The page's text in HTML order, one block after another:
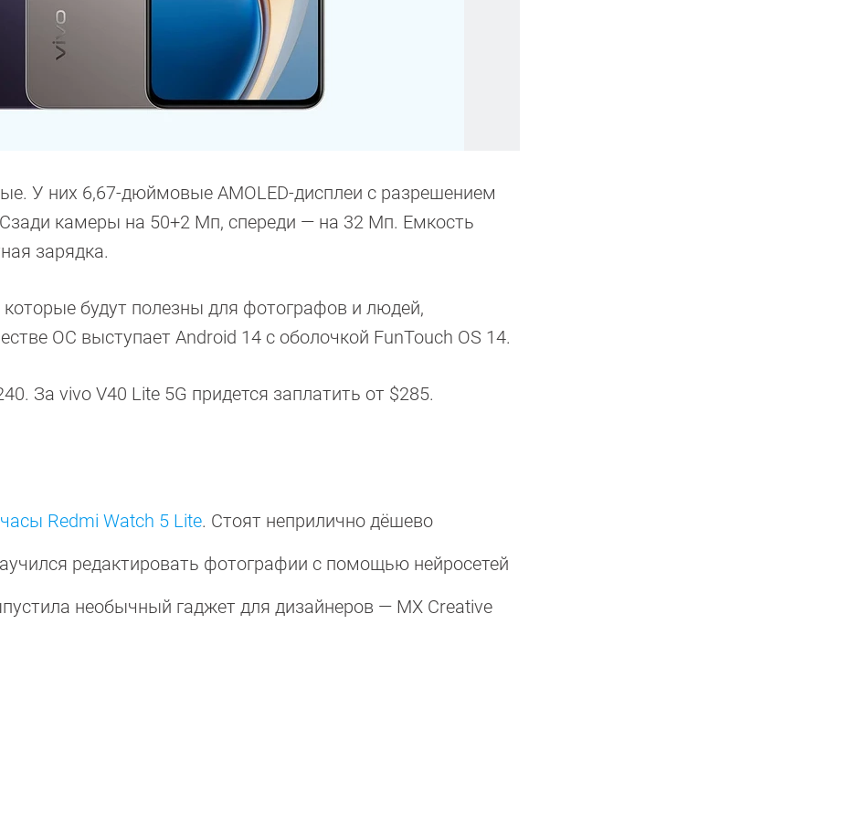
У них 6,67-дюймовые AMOLED-дисплеи с разрешением
Сзади камеры на 50+2 Мп, спереди — на 32 Мп. Емкость
зарядка.
будут полезны для фотографов и людей,
ОС выступает Android 14 с оболочкой FunTouch OS 14.
За vivo V40 Lite 5G придется заплатить от $285.
Redmi Watch 5 Lite. Стоят неприлично дёшево
редактировать фотографии с помощью нейросетей
необычный гаджет для дизайнеров — MX Creative